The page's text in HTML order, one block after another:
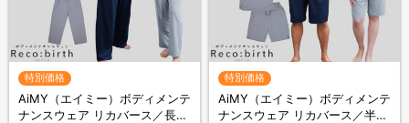
特別価格
AiMY（エイミー）ボディメンテ
ナンスウェア リカバース／長袖
特別価格
AiMY（エイミー）ボディメンテ
ナンスウェア リカバース／半袖